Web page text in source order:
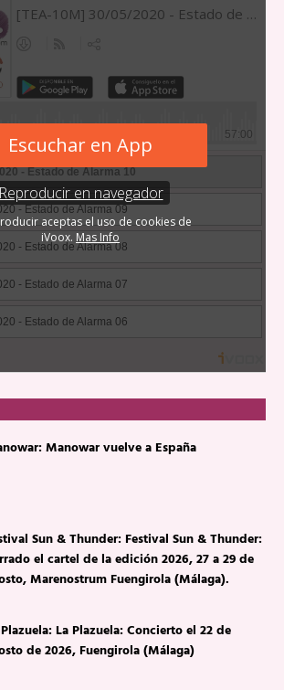
Manowar vuelve a España
Sun & Thunder: Festival Sun & Thunder:
el cartel de la edición 2026, 27 a 29 de
Marenostrum Fuengirola (Málaga).
La Plazuela: Concierto el 22 de
de 2026, Fuengirola (Málaga)